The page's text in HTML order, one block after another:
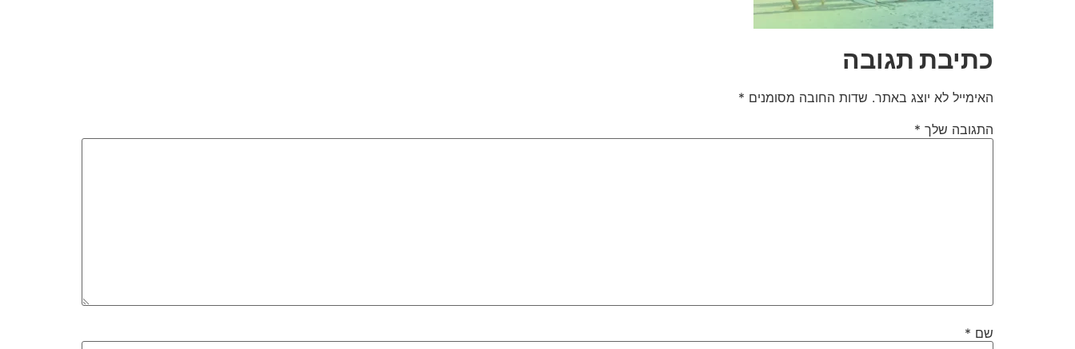
כתיבת תגובה
האימייל לא יוצג באתר. שדות החובה מסומנים *
התגובה שלך *
שם *